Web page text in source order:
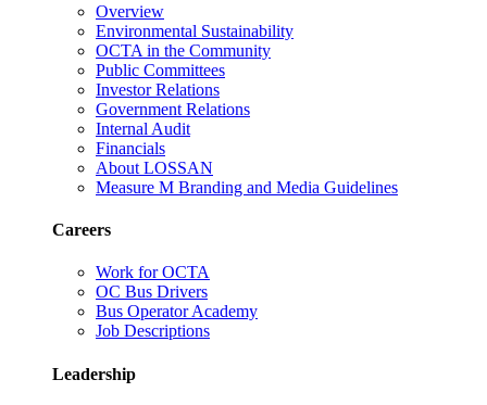
Overview
Environmental Sustainability
OCTA in the Community
Public Committees
Investor Relations
Government Relations
Internal Audit
Financials
About LOSSAN
Measure M Branding and Media Guidelines
Careers
Work for OCTA
OC Bus Drivers
Bus Operator Academy
Job Descriptions
Leadership